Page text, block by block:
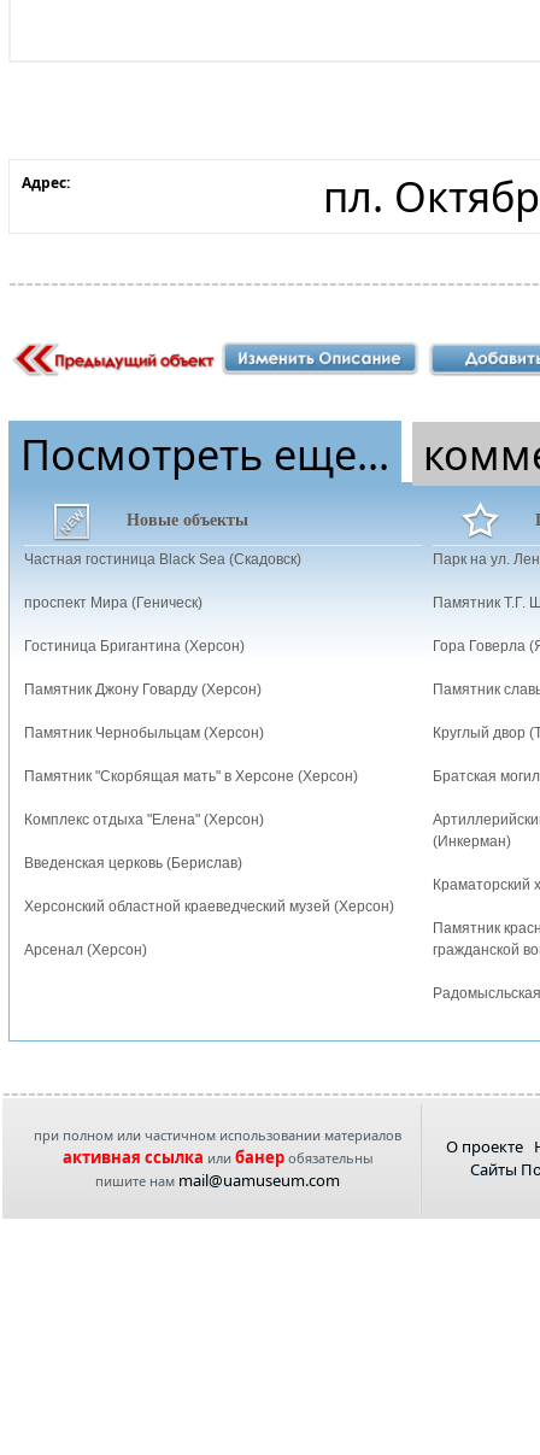
Адрес: пл.
Посмотреть еще...
Новые объекты
Частная гостиница Black Sea (Скадовск)
проспект Мира (Геническ)
Гостиница Бригантина (Херсон)
Памятник Джону Говарду (Херсон)
Памятник Чернобыльцам (Херсон)
Памятник "Скорбящая мать" в Херсоне (Херсон)
Комплекс отдыха "Елена" (Херсон)
Введенская церковь (Берислав)
Херсонский областной краеведческий музей (Херсон)
Арсенал (Херсон)
Парк на ул.
Памятник Т.Г.
Гора Говерла
Памятник
Круглый двор
Братская
(Инкерман)
Краматорский
Памятник
гражданской
при полном или частичном использовании материалов
активная ссылка или банеробязательны
пишите нам mail@uamuseum.com
О проекте
Сайты